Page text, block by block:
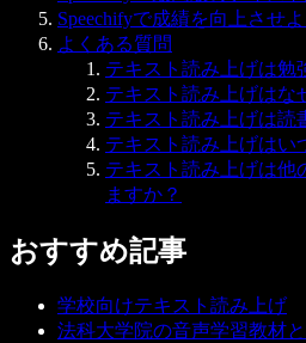
Speechifyで成績を向上させよ
よくある質問
テキスト読み上げは勉
テキスト読み上げはな
テキスト読み上げは読
テキスト読み上げはい
テキスト読み上げは他
ますか？
おすすめ記事
学校向けテキスト読み上げ
法科大学院の音声学習教材